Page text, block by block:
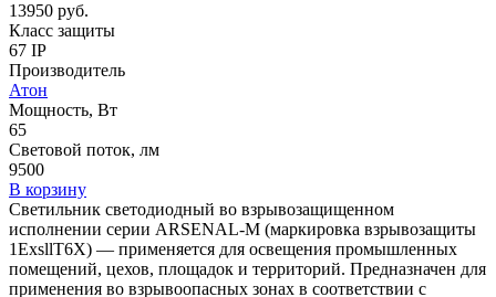
13950 руб.
Класс защиты
67 IP
Производитель
Атон
Мощность, Вт
65
Световой поток, лм
9500
В корзину
Светильник светодиодный во взрывозащищенном
исполнении серии ARSENAL-M (маркировка взрывозащиты
1ЕхsllT6X) — применяется для освещения промышленных
помещений, цехов, площадок и территорий. Предназначен для
применения во взрывоопасных зонах в соответствии с